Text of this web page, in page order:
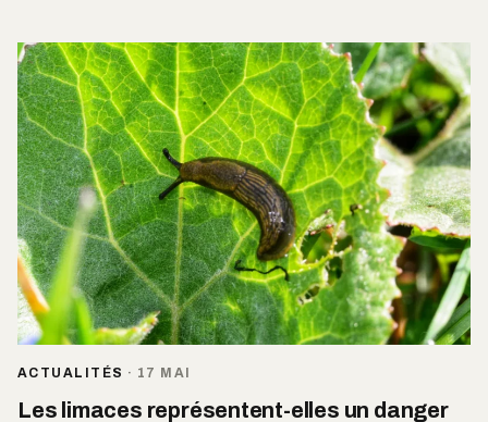
ACTUALITÉS · 17 MAI
Les limaces représentent-elles un danger